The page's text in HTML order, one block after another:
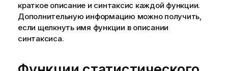
краткое описание и синтаксис каждой функции.
Дополнительную информацию можно получить,
если щелкнуть имя функции в описании
синтаксиса.